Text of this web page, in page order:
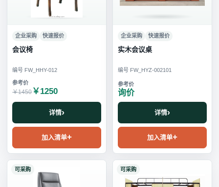
企业采购 快速报价
会议椅
编号 FW_HHY-012
￥1450 ￥1250
详情
加入清单
企业采购 快速报价
实木会议桌
编号 FW_HYZ-002101
询价
详情
加入清单
可采购 可采购